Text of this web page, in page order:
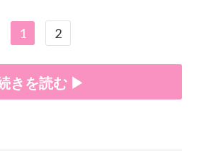
1 2
きを読む ▶